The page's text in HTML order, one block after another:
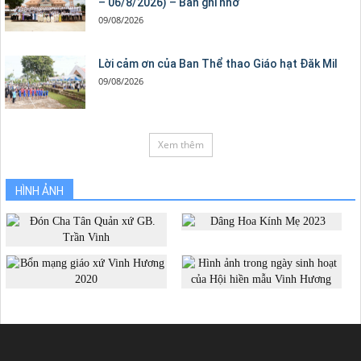
09/08/2026
Lời cảm ơn của Ban Thể thao Giáo hạt Đăk Mil
09/08/2026
Xem thêm
HÌNH ẢNH